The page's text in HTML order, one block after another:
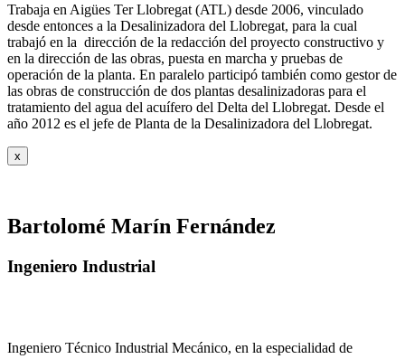
Trabaja en Aigües Ter Llobregat (ATL) desde 2006, vinculado
desde entonces a la Desalinizadora del Llobregat, para la cual
trabajó en la dirección de la redacción del proyecto constructivo y
en la dirección de las obras, puesta en marcha y pruebas de
operación de la planta. En paralelo participó también como gestor de
las obras de construcción de dos plantas desalinizadoras para el
tratamiento del agua del acuífero del Delta del Llobregat. Desde el
año 2012 es el jefe de Planta de la Desalinizadora del Llobregat.
x
Bartolomé Marín Fernández
Ingeniero Industrial
Ingeniero Técnico Industrial Mecánico, en la especialidad de